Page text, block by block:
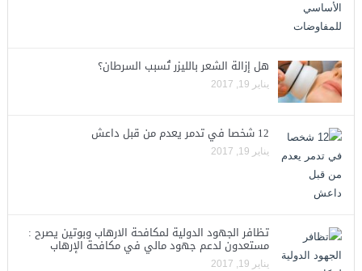
هل إزالة الشعر بالليزر تُسبب السرطان؟
يناير 19, 2017
12 شخصا في تدمر يعدم من قبل داعش
يناير 19, 2017
تظافر الجهود الدولية لمكافحة الارهاب وبوتين يصرح :
مستعدون لدعم جهود مالي في مكافحة الإرهاب
يناير 19, 2017